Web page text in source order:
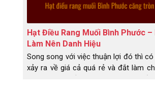
Hạt Điều Rang Muối Bình Phước –
Làm Nên Danh Hiệu
Song song với việc thuận lợi đó thì có
xảy ra về giá cả quá rẻ và đắt làm